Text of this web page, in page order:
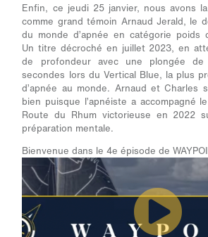
Enfin, ce jeudi 25 janvier, nous avons la
comme grand témoin Arnaud Jerald, le
du monde d’apnée en catégorie poids
Un titre décroché en juillet 2023, en
de profondeur avec une plongée
secondes lors du Vertical Blue, la plus
d’apnée au monde. Arnaud et Charles
bien puisque l’apnéiste a accompagné
Route du Rhum victorieuse en 2022
préparation mentale.
Bienvenue dans le 4e épisode de